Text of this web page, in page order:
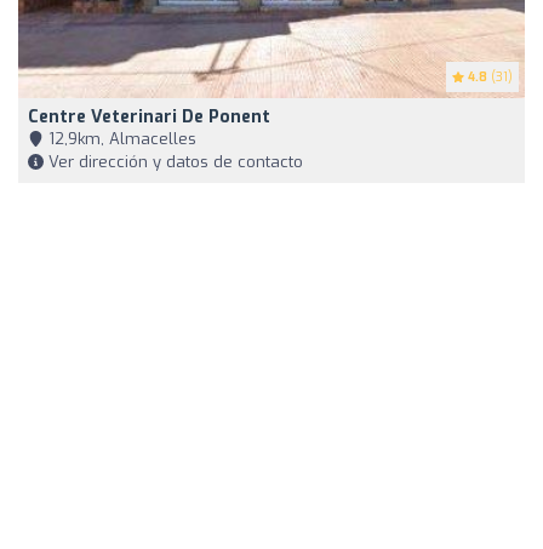
4.8 (31)
Centre Veterinari De Ponent
12,9km, Almacelles
Ver dirección y datos de contacto